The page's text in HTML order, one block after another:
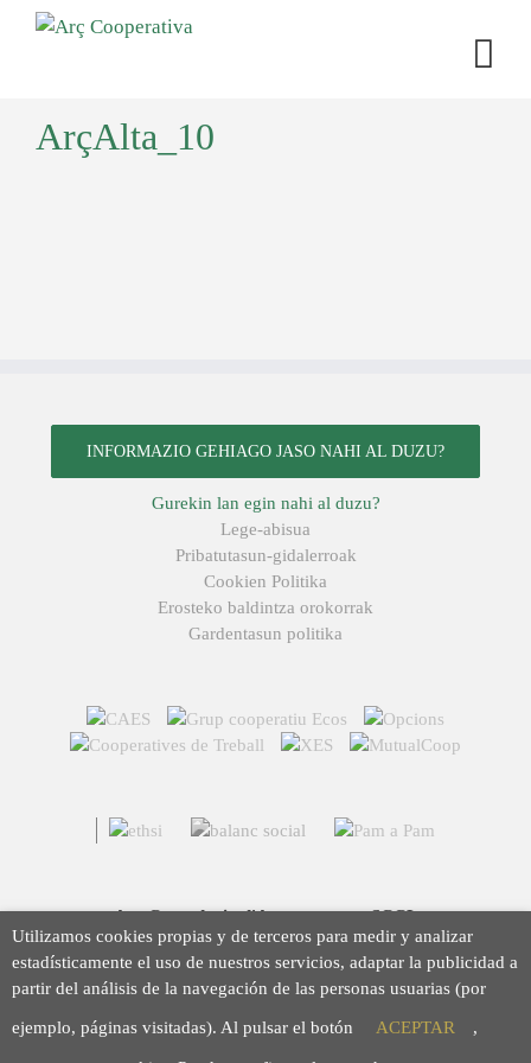
ArçAlta_10
INFORMAZIO GEHIAGO JASO NAHI AL DUZU?
Gurekin lan egin nahi al duzu?
Lege-abisua
Pribatutasun-gidalerroak
Cookien Politika
Erosteko baldintza orokorrak
Gardentasun politika
Arç Corredoria d'Assegurances, SCCL
Casp 43, 08010 Barcelona
93 423 46 02
info@arc.coop
Utilizamos cookies propias y de terceros para medir y analizar
estadísticamente el uso de nuestros servicios, adaptar la publicidad a
partir del análisis de la navegación de las personas usuarias (por
ejemplo, páginas visitadas). Al pulsar el botón ACEPTAR ,